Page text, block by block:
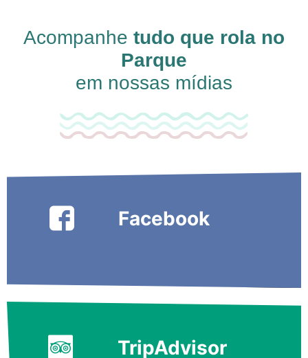
Acompanhe tudo que rola no
Parque
em nossas mídias
Facebook
TripAdvisor